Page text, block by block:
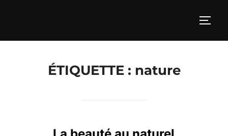
ÉTIQUETTE : nature